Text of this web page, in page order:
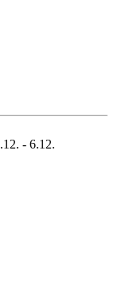
- 6.12.